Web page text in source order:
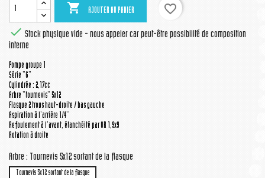
 AJOUTER AU PANIER
favorite_border
 Stock physique vide - nous appeler car peut-être possibilité de composition
interne
Pompe groupe 1
Série "G"
Cylindrée : 2,17cc
Arbre "tournevis" 5x12
Flasque 2 trous haut-droite / bas gauche
Aspiration à l'arrière 1/4''
Refoulement à l'avant, étanchéité par OR 1,9x9
Rotation à droite
Arbre : Tournevis 5x12 sortant de la flasque
Tournevis 5x12 sortant de la flasque